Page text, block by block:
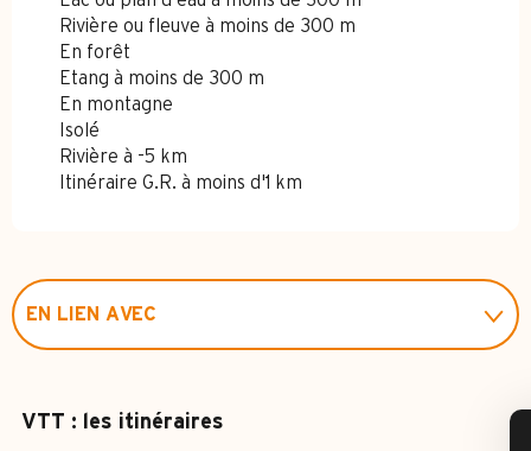
Rivière ou fleuve à moins de 300 m
En forêt
Etang à moins de 300 m
En montagne
Isolé
Rivière à -5 km
Itinéraire G.R. à moins d'1 km
EN LIEN AVEC
VTT : les itinéraires